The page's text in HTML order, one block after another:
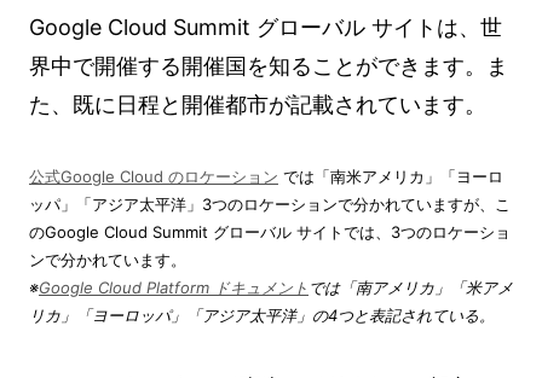
Google Cloud Summit グローバル サイトは、世
界中で開催する開催国を知ることができます。ま
た、既に日程と開催都市が記載されています。
公式Google Cloud のロケーション では「南米アメリカ」「ヨーロ
ッパ」「アジア太平洋」3つのロケーションで分かれていますが、こ
のGoogle Cloud Summit グローバル サイトでは、3つのロケーショ
ンで分かれています。
※Google Cloud Platform ドキュメント では「南アメリカ」「米アメ
リカ」「ヨーロッパ」「アジア太平洋」の4つと表記されている。